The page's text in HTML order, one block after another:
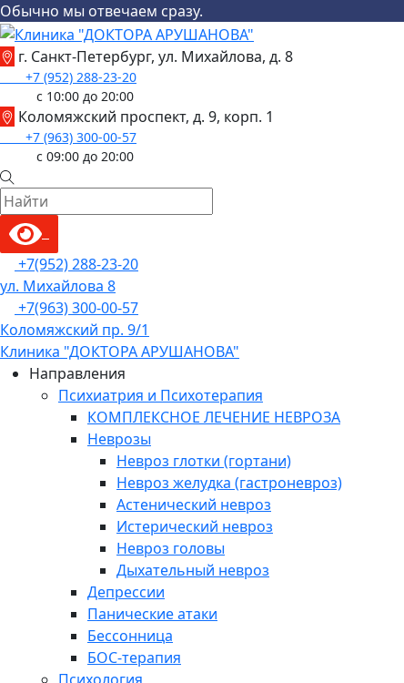
Обычно мы отвечаем сразу.
Skip
to
content
г. Санкт-Петербург, ул. Михайлова, д. 8
+7 (952) 288-23-20
с 10:00 до 20:00
Коломяжский проспект, д. 9, корп. 1
+7 (963) 300-00-57
с 09:00 до 20:00
Menu+7(952) 288-23-20
ул. Михайлова 8
+7(963) 300-00-57
Коломяжский пр. 9/1
Клиника "ДОКТОРА АРУШАНОВА"
Направления
Психиатрия и Психотерапия
КОМПЛЕКСНОЕ ЛЕЧЕНИЕ НЕВРОЗА
Неврозы
Невроз глотки (гортани)
Невроз желудка (гастроневроз)
Астенический невроз
Истерический невроз
Невроз головы
Дыхательный невроз
Депрессии
Панические атаки
Бессонница
БОС-терапия